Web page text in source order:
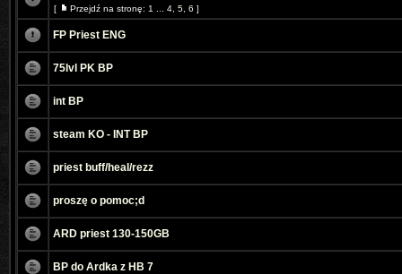
[ Przejdź na stronę: 1 4 5 6 ]
FP Priest ENG
75lvl PK BP
int BP
steam KO - INT BP
priest buff/heal/rezz
proszę o pomoc;d
ARD priest 130-150GB
BP do Ardka z HB 7